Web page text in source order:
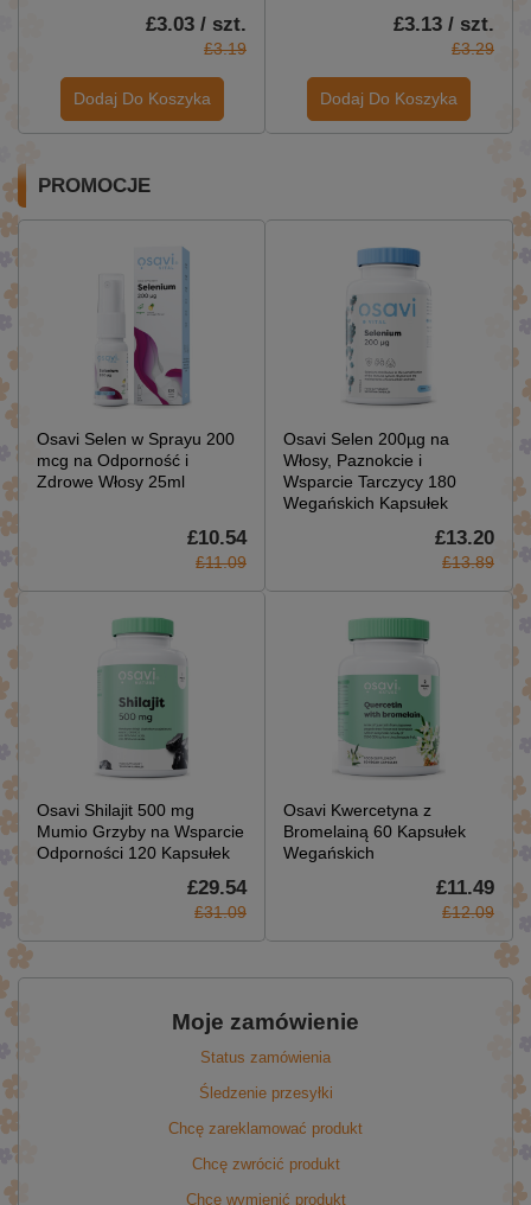
£3.03 / szt.
£3.19
Dodaj Do Koszyka
£3.13 / szt.
£3.29
Dodaj Do Koszyka
PROMOCJE
Osavi Selen w Sprayu 200
mcg na Odporność i
Zdrowe Włosy 25ml
£10.54
£11.09
Osavi Selen 200µg na
Włosy, Paznokcie i
Wsparcie Tarczycy 180
Wegańskich Kapsułek
£13.20
£13.89
Osavi Shilajit 500 mg
Mumio Grzyby na Wsparcie
Odporności 120 Kapsułek
£29.54
£31.09
Osavi Kwercetyna z
Bromelainą 60 Kapsułek
Wegańskich
£11.49
£12.09
Moje zamówienie
Status zamówienia
Śledzenie przesyłki
Chcę zareklamować produkt
Chcę zwrócić produkt
Chcę wymienić produkt